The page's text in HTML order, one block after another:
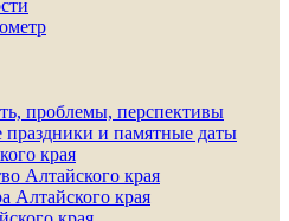
проблемы, перспективы
праздники и памятные даты
края
Алтайского края
Алтайского края